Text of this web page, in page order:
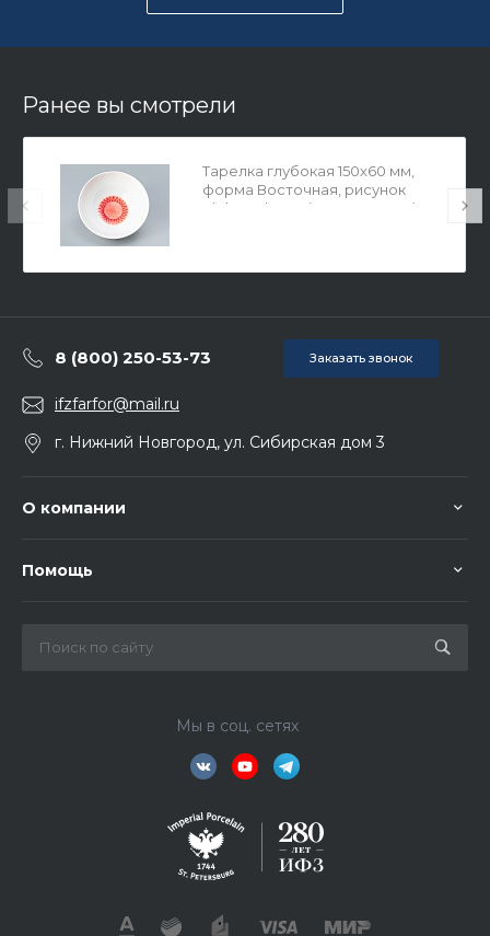
Ранее вы смотрели
Тарелка глубокая 150х60 мм,
форма Восточная, рисунок
Aloha Volcano (Алоха Вулкан),
8 (800) 250-53-73 Заказать звонок
ifzfarfor@mail.ru
г. Нижний Новгород, ул. Сибирская дом 3
О компании
Помощь
Мы в соц. сетях